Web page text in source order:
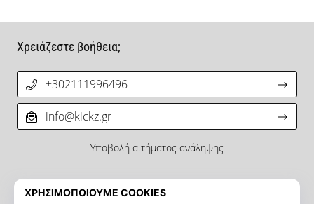
Χρειάζεστε βοήθεια;
+302111996496
info@kickz.gr
Υποβολή αιτήματος ανάληψης